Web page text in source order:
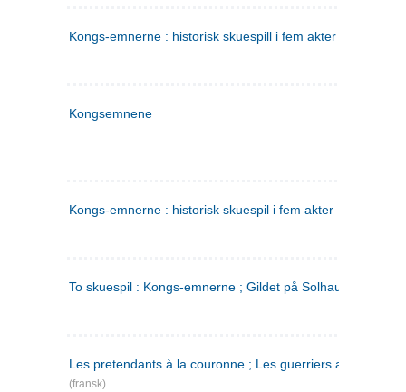
Kongs-emnerne : historisk skuespill i fem akter
Kongsemnene
Kongs-emnerne : historisk skuespil i fem akter
To skuespil : Kongs-emnerne ; Gildet på Solhaug
Les pretendants à la couronne ; Les guerriers a Helgeland
(fransk)